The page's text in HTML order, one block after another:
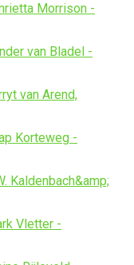
Morrison -
van Bladel -
van Arend,
Korteweg -
Kaldenbach&amp;
Vletter -